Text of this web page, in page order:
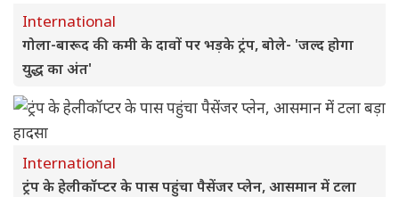
International
गोला-बारूद की कमी के दावों पर भड़के ट्रंप, बोले- 'जल्द होगा
युद्ध का अंत'
International
ट्रंप के हेलीकॉप्टर के पास पहुंचा पैसेंजर प्लेन, आसमान में टला